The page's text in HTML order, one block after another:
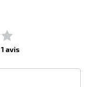
1 avis